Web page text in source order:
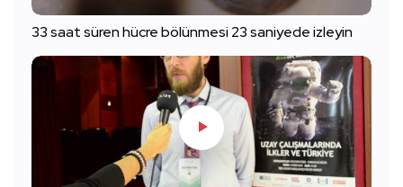
33 saat süren hücre bölünmesi 23 saniyede izleyin